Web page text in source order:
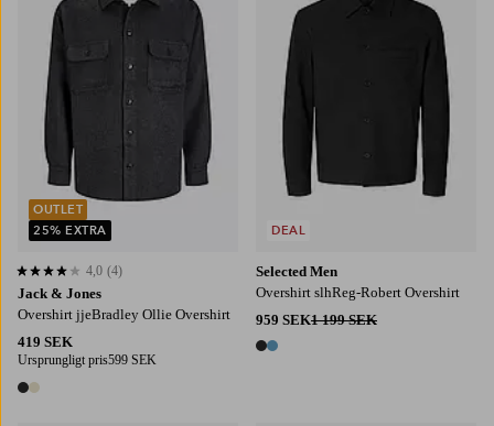
Jack & Jones
Overshirt jjeBradley Ollie Overshirt
419 SEK
Ursprungligt pris599 SEK
2 färger
4,0 baserat på 4 st betyg
4,0 (4)
OUTLET
25% EXTRA
Selected Men
Overshirt slhReg-Robert Overshirt
959 SEK1 199 SEK
2 färger
DEAL